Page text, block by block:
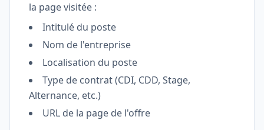
la page visitée :
Intitulé du poste
Nom de l'entreprise
Localisation du poste
Type de contrat (CDI, CDD, Stage,
Alternance, etc.)
URL de la page de l'offre